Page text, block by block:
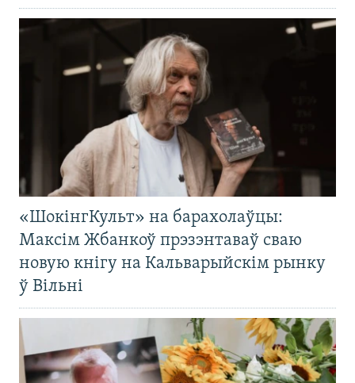
«ШокінгКульт» на барахолаўцы:
Максім Жбанкоў прэзэнтаваў сваю
новую кнігу на Кальварыйскім рынку
ў Вільні